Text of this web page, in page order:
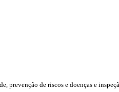
prevenção de riscos e doenças e